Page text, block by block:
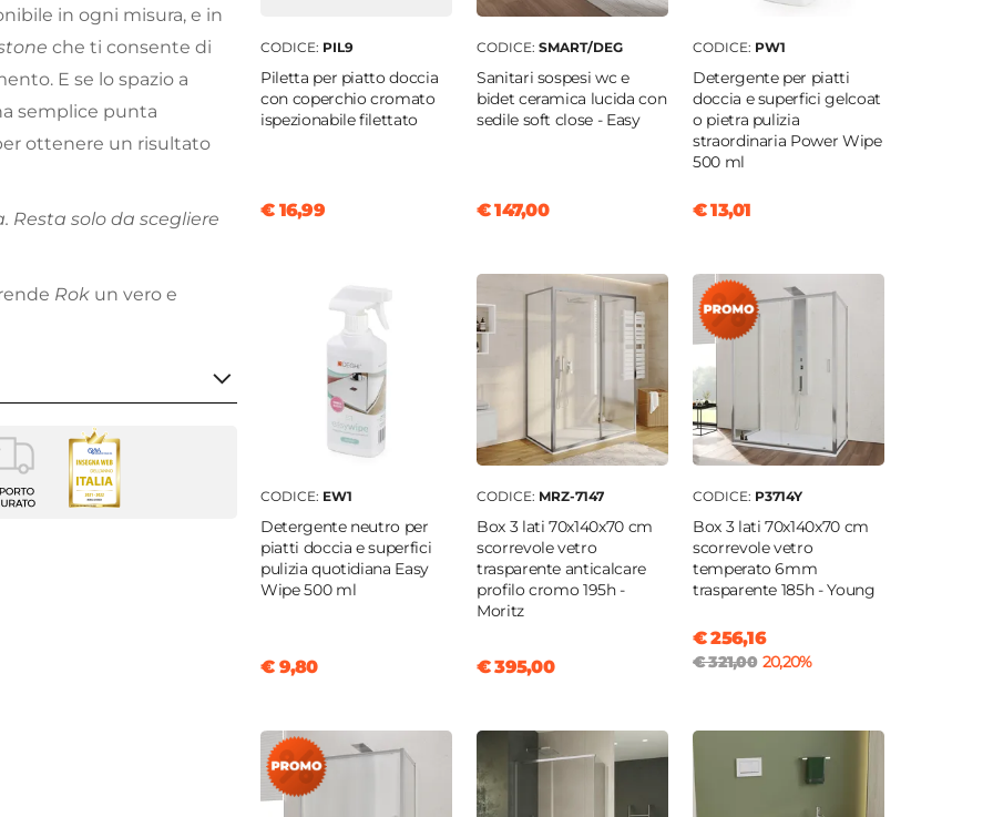
in ogni misura, e in
che ti consente di
E se lo spazio a
semplice punta
ottenere un risultato
Resta solo da scegliere
Rok un vero e
cm
CODICE: PIL9
Piletta per piatto doccia
con coperchio cromato
ispezionabile filettato
€ 16,99
CODICE: SMART/DEG
Sanitari sospesi wc e
bidet ceramica lucida con
sedile soft close - Easy
€ 147,00
CODICE: PW1
Detergente per piatti
doccia e superfici gelcoat
o pietra pulizia
straordinaria Power Wipe
500 ml
€ 13,01
CODICE: EW1
Detergente neutro per
piatti doccia e superfici
pulizia quotidiana Easy
Wipe 500 ml
€ 9,80
CODICE: MRZ-7147
Box 3 lati 70x140x70 cm
scorrevole vetro
trasparente anticalcare
profilo cromo 195h -
Moritz
€ 395,00
CODICE: P3714Y
Box 3 lati 70x140x70 cm
scorrevole vetro
temperato 6mm
trasparente 185h - Young
€ 256,16
€ 321,00 20,20%